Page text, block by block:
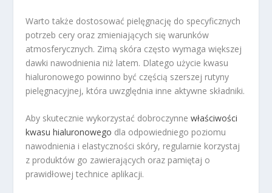
Warto także dostosować pielęgnację do specyficznych
potrzeb cery oraz zmieniających się warunków
atmosferycznych. Zimą skóra często wymaga większej
dawki nawodnienia niż latem. Dlatego użycie kwasu
hialuronowego powinno być częścią szerszej rutyny
pielęgnacyjnej, która uwzględnia inne aktywne składniki.
Aby skutecznie wykorzystać dobroczynnewłaściwości
kwasu hialuronowego dla odpowiedniego poziomu
nawodnienia i elastyczności skóry, regularnie korzystaj
z produktów go zawierających oraz pamiętaj o
prawidłowej technice aplikacji.